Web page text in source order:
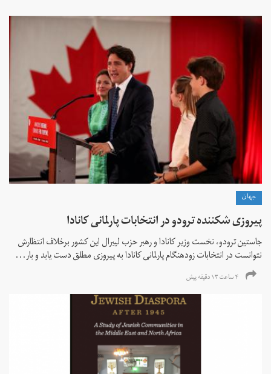
جهان
پیروزی شکننده ترودو در انتخابات پارلمانی کانادا
جاستین ترودو، نخست وزیر کانادا و رهبر حزب لیبرال این کشور برخلاف انتظارش
نتوانست در انتخابات زود‌هنگام پارلمانی کانادا به پیروزی مطلق دست یابد و بار...
۴ ساعت ۱۳ دقیقه پیش